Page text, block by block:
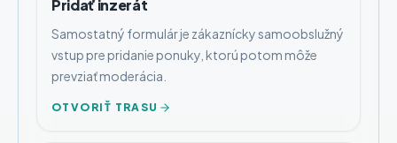
Pridať inzerát
Samostatný formulár je zákaznícky samoobslužný
vstup pre pridanie ponuky, ktorú potom môže
prevziať moderácia.
OTVORIŤ TRASU